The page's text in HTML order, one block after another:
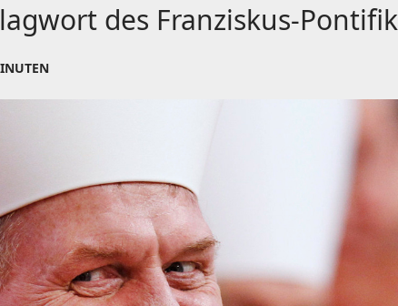
des Franziskus-